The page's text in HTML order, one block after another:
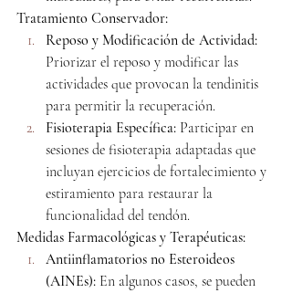
Tratamiento Conservador:
Reposo y Modificación de Actividad:
Priorizar el reposo y modificar las
actividades que provocan la tendinitis
para permitir la recuperación.
Fisioterapia Específica: Participar en
sesiones de fisioterapia adaptadas que
incluyan ejercicios de fortalecimiento y
estiramiento para restaurar la
funcionalidad del tendón.
Medidas Farmacológicas y Terapéuticas:
Antiinflamatorios no Esteroideos
(AINEs): En algunos casos, se pueden